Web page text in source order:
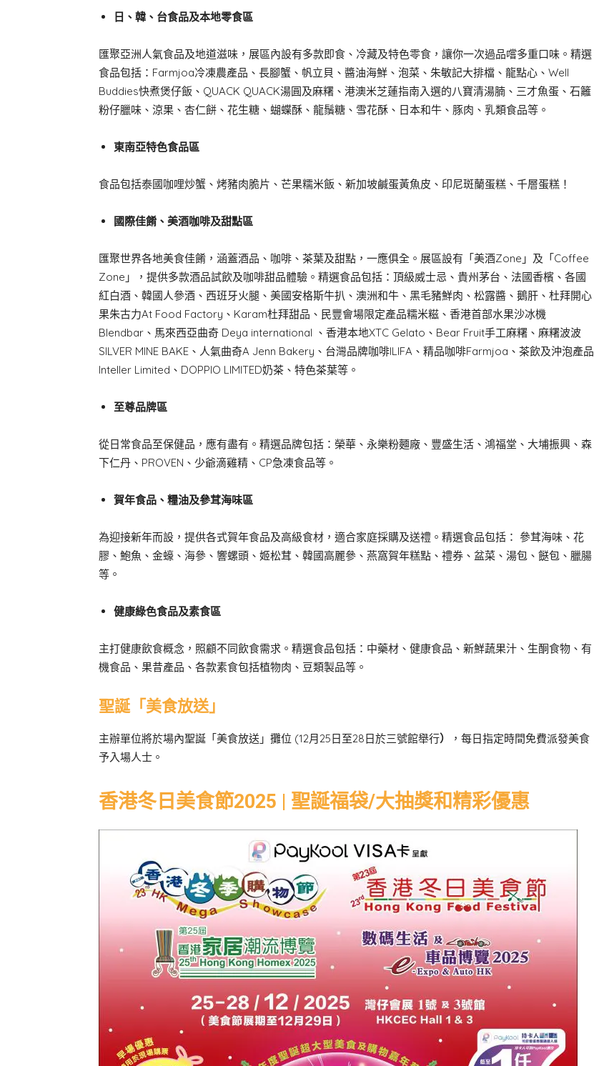
日、韓、台食品及本地零食區
匯聚亞洲人氣食品及地道滋味，展區內設有多款即食、冷藏及特色零食，讓你一次過品嚐多重口味。精選
食品包括：Farmjoa冷凍農產品、長腳蟹、帆立貝、醬油海鮮、泡菜、朱敏記大排檔、龍點心、Well
Buddies快煮煲仔飯、QUACK QUACK湯圓及麻糬、港澳米芝蓮指南入選的八寶清湯腩、三才魚蛋、石籬
粉仔臘味、涼果、杏仁餅、花生糖、蝴蝶酥、龍鬚糖、雪花酥、日本和牛、豚肉、乳類食品等。
東南亞特色食品區
食品包括泰國咖哩炒蟹、烤豬肉脆片、芒果糯米飯、新加坡鹹蛋黃魚皮、印尼斑蘭蛋糕、千層蛋糕！
國際佳餚、美酒咖啡及甜點區
匯聚世界各地美食佳餚，涵蓋酒品、咖啡、茶葉及甜點，一應俱全。展區設有「美酒Zone」及「Coffee
Zone」，提供多款酒品試飲及咖啡甜品體驗。精選食品包括：頂級威士忌、貴州茅台、法國香檳、各國
紅白酒、韓國人參酒、西班牙火腿、美國安格斯牛扒、澳洲和牛、黑毛豬鮮肉、松露醬、鵝肝、杜拜開心
果朱古力At Food Factory、Karam杜拜甜品、民豐會場限定產品糯米糍、香港首部水果沙冰機
Blendbar、馬來西亞曲奇 Deya international 、香港本地XTC Gelato、Bear Fruit手工麻糬、麻糬波波
SILVER MINE BAKE、人氣曲奇A Jenn Bakery、台灣品牌咖啡ILIFA、精品咖啡Farmjoa、茶飲及沖泡產品
Inteller Limited、DOPPIO LIMITED奶茶、特色茶葉等。
至尊品牌區
從日常食品至保健品，應有盡有。精選品牌包括：榮華、永樂粉麵廠、豐盛生活、鴻福堂、大埔振興、森
下仁丹、PROVEN、少爺滴雞精、CP急凍食品等。
賀年食品、糧油及參茸海味區
為迎接新年而設，提供各式賀年食品及高級食材，適合家庭採購及送禮。精選食品包括： 參茸海味、花
膠、鮑魚、金蠔、海參、響螺頭、姬松茸、韓國高麗參、燕窩賀年糕點、禮券、盆菜、湯包、餸包、臘腸
等。
健康綠色食品及素食區
主打健康飲食概念，照顧不同飲食需求。精選食品包括：中藥材、健康食品、新鮮蔬果汁、生酮食物、有
機食品、果昔產品、各款素食包括植物肉、豆類製品等。
聖誕「美食放送」
主辦單位將於場內聖誕「美食放送」攤位 (12月25日至28日於三號館舉行）
，每日指定時間免費派發美食
予入場人士。
香港冬日美食節2025 | 聖誕福袋/大抽獎和精彩優惠